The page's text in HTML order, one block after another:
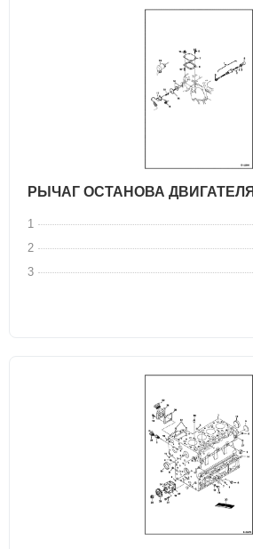
РЫЧАГ ОСТАНОВА ДВИГАТЕЛЯ
1
2
3